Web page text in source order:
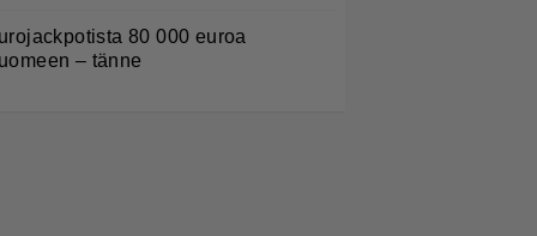
80 000 euroa
– tänne